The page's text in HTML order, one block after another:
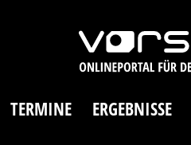
TERMINE ERGEBNISSE